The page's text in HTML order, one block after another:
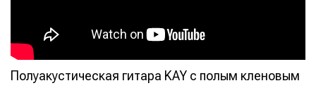
Полуакустическая гитара KAY с полым кленовым